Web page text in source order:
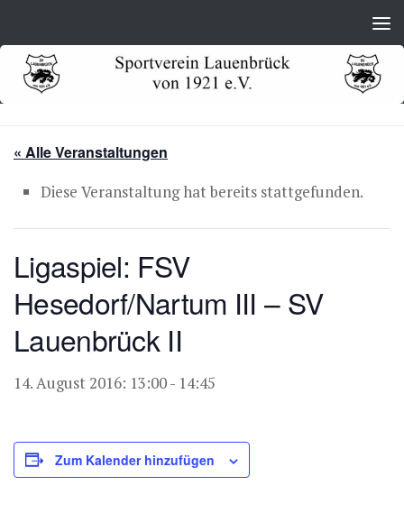
« Alle Veranstaltungen
Diese Veranstaltung hat bereits stattgefunden.
Ligaspiel: FSV
Hesedorf/Nartum III – SV
Lauenbrück II
14. August 2016: 13:00- 14:45
Zum Kalender hinzufügen